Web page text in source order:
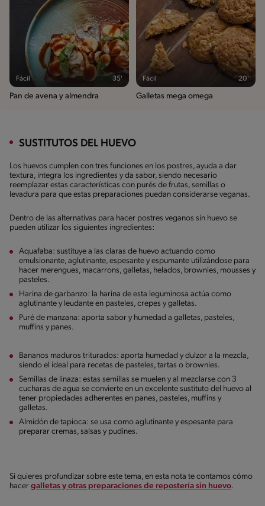
Fácil 35'
Pan de avena y almendra
Fácil 20'
Galletas mega omega
SUSTITUTOS DEL HUEVO
Los huevos cumplen con tres funciones en los postres, ayuda a dar
textura, integra los ingredientes y da sabor, siendo necesario
reemplazar estas características con purés de frutas, semillas o
levadura para que estas preparaciones puedan considerarse veganas.
Dentro de las alternativas para hacer postres veganos sin huevo se
pueden utilizar los siguientes ingredientes:
Aquafaba: sustituye a las claras de huevo actuando como
emulsionante, aglutinante, espesante y espumante utilizándose para
hacer merengues, macarrons, galletas, helados, brownies, mousses y
pasteles.
Harina de garbanzo: la harina de esta leguminosa actúa como
aglutinante y leudante en pasteles, crepes y galletas.
Puré de manzana: aporta sabor y humedad a galletas, pasteles,
muffins y panes.
Bananos maduros triturados: aporta humedad y dulzor a la mezcla,
siendo el ideal para recetas de pasteles, tartas o brownies.
Semillas de linaza: estas semillas se muelen y al mezclarse con 3
cucharas de agua se convierte en un excelente sustituto del huevo al
tener propiedades adherentes en panes, pasteles, muffins y
galletas.
Almidón de tapioca: se usa como aglutinante y espesante para
preparar cremas, salsas y pudines.
Si quieres profundizar sobre este tema, en esta nota te contamos cómo
hacer galletas y otras preparaciones de repostería sin huevo.